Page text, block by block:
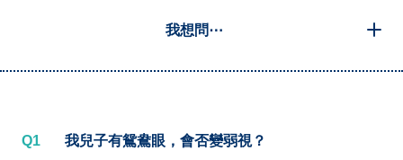
我想問⋯
Q1 我兒子有鴛鴦眼，會否變弱視？